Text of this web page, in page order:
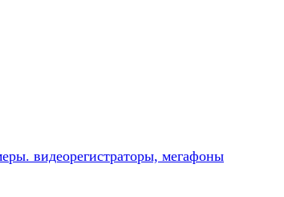
видеорегистраторы, мегафоны